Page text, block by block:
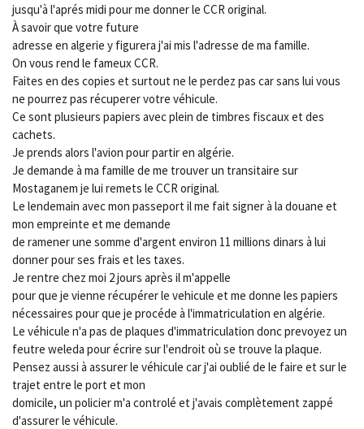
jusqu'à l'aprés midi pour me donner le CCR original.
À savoir que votre future
adresse en algerie y figurera j'ai mis l'adresse de ma famille.
On vous rend le fameux CCR.
Faites en des copies et surtout ne le perdez pas car sans lui vous
ne pourrez pas récuperer votre véhicule.
Ce sont plusieurs papiers avec plein de timbres fiscaux et des
cachets.
Je prends alors l'avion pour partir en algérie.
Je demande à ma famille de me trouver un transitaire sur
Mostaganem je lui remets le CCR original.
Le lendemain avec mon passeport il me fait signer à la douane et
mon empreinte et me demande
de ramener une somme d'argent environ 11 millions dinars à lui
donner pour ses frais et les taxes.
Je rentre chez moi 2 jours après il m'appelle
pour que je vienne récupérer le vehicule et me donne les papiers
nécessaires pour que je procéde à l'immatriculation en algérie.
Le véhicule n'a pas de plaques d'immatriculation donc prevoyez un
feutre weleda pour écrire sur l'endroit où se trouve la plaque.
Pensez aussi à assurer le véhicule car j'ai oublié de le faire et sur le
trajet entre le port et mon
domicile, un policier m'a controlé et j'avais complètement zappé
d'assurer le véhicule.